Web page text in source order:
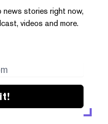
stories right now,
videos and more.